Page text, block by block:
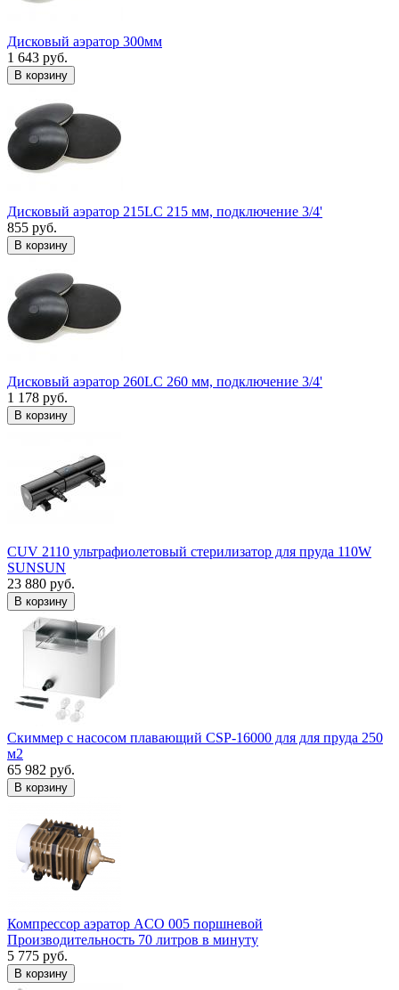
Дисковый аэратор 300мм
1 643 руб.
В корзину
Дисковый аэратор 215LC 215 мм, подключение 3/4'
855 руб.
В корзину
Дисковый аэратор 260LC 260 мм, подключение 3/4'
1 178 руб.
В корзину
CUV 2110 ультрафиолетовый стерилизатор для пруда 110W
SUNSUN
23 880 руб.
В корзину
Скиммер с насосом плавающий CSP-16000 для для пруда 250
м2
65 982 руб.
В корзину
Компрессор аэратор ACO 005 поршневой
Производительность 70 литров в минуту
5 775 руб.
В корзину